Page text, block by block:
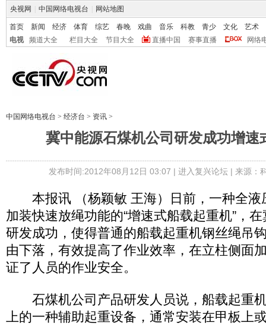
央视网 中国网络电视台 网站地图
首页 新闻 经济 体育 综艺 春晚 戏曲 音乐 科教 青少 文化
艺术
电视
频道大全 栏目大全 节目大全 直播中国 赛事直播 网络
中国网络电视台 > 经济台 > 资讯 >
冀中能源石煤机公司研发成功增速
发布时间:2012年08月12日 03:07 | 进入复兴论坛| 来源：
本报讯 （杨颖敏 王海）日前，一种全液
加装快速放绳功能的“增速式船载起重机”，
研发成功，使得普通的船载起重机钢丝绳吊
由下落，有效提高了作业效率，在立柱侧面
证了人员的作业安全。
石煤机公司产品研发人员说，船载起重
上的一种辅助起重设备，通常安装在甲板上